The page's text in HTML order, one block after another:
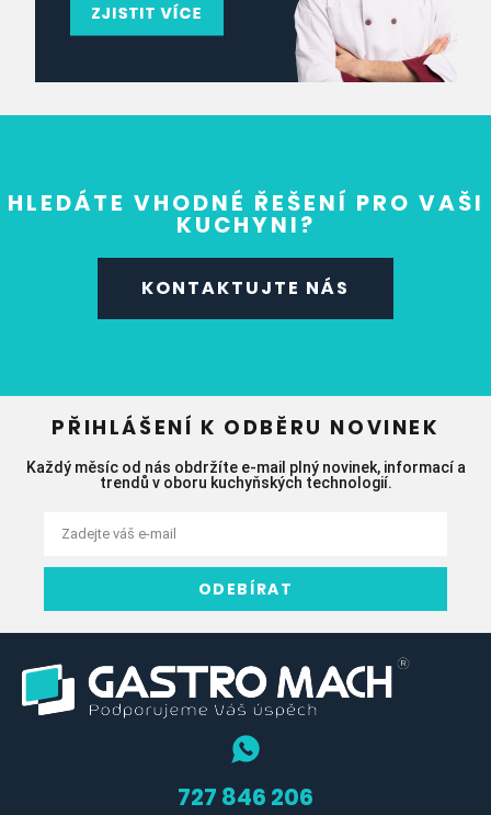
HLEDÁTE VHODNÉ ŘEŠENÍ PRO VAŠI
KUCHYNI?
KONTAKTUJTE NÁS
PŘIHLÁŠENÍ K ODBĚRU NOVINEK
Každý měsíc od nás obdržíte e-mail plný novinek, informací a
trendů v oboru kuchyňských technologií.
ODEBÍRAT
727 846 206